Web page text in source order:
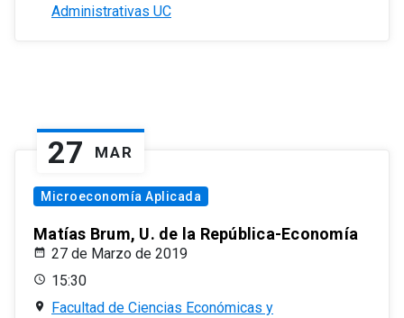
Administrativas UC
27 MAR
Microeconomía Aplicada
Matías Brum, U. de la República-Economía
27 de Marzo de 2019
15:30
Facultad de Ciencias Económicas y